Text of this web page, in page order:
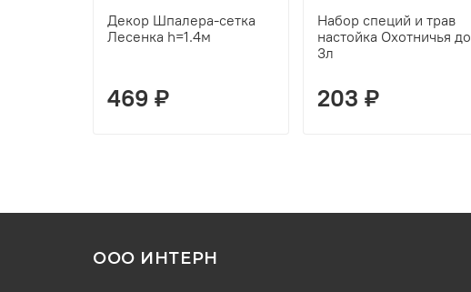
Декор Шпалера-сетка
Лесенка h=1.4м
469 ₽
Набор специй и трав
настойка Охотничья до
3л
203 ₽
ООО ИНТЕРН